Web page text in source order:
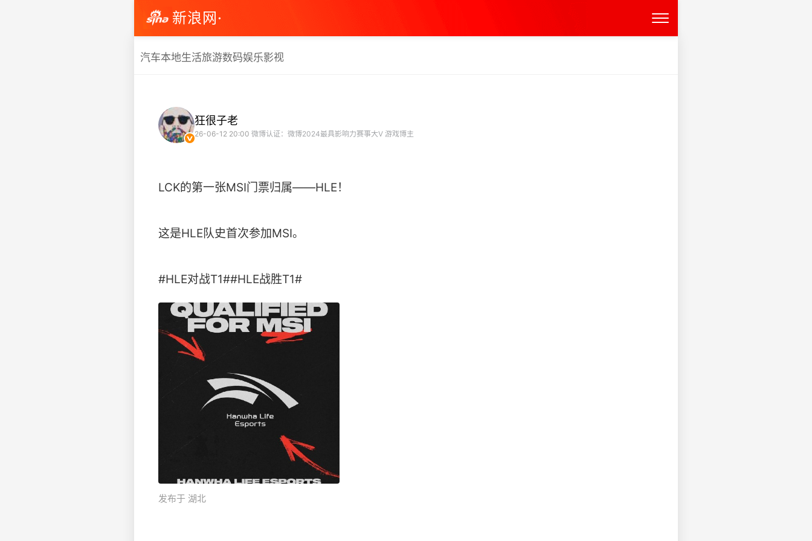
新浪网·
汽车本地生活旅游数码娱乐影视
狂很子老
26-06-12 20:00 微博认证：微博2024最具影响力赛事大V 游戏博主
LCK的第一张MSI门票归属——HLE！
这是HLE队史首次参加MSI。
#HLE对战T1##HLE战胜T1# ​
发布于 湖北